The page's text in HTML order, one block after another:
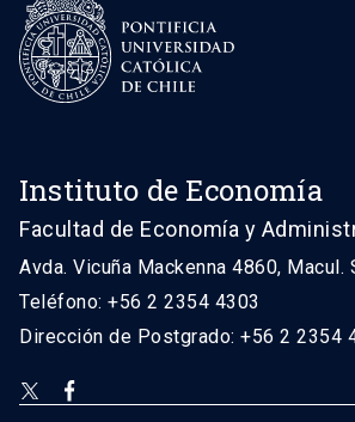
Instituto de Economía
Facultad de Economía y
Avda. Vicuña Mackenna 4860, Macul.
Teléfono: +56 2 2354 4303
Dirección de Postgrado: +56 2 2354